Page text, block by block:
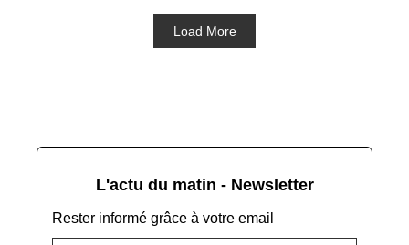
Load More
L'actu du matin - Newsletter
Rester informé grâce à votre email